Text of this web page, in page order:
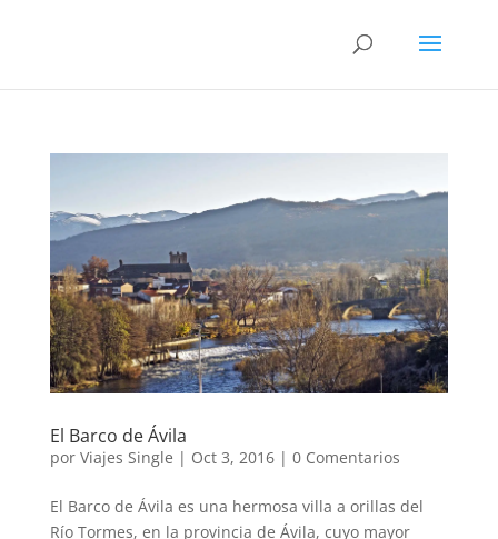
El Barco de Ávila
por Viajes Single | Oct 3, 2016| 0 Comentarios
El Barco de Ávila es una hermosa villa a orillas del
Río Tormes, en la provincia de Ávila, cuyo mayor